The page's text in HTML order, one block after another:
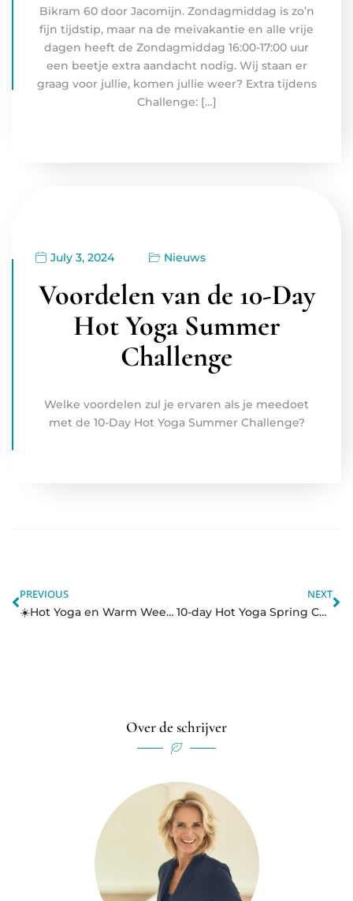
Bikram 60 door Jacomijn. Zondagmiddag is zo’n
fijn tijdstip, maar na de meivakantie en alle vrije
dagen heeft de Zondagmiddag 16:00-17:00 uur
een beetje extra aandacht nodig. Wij staan er
graag voor jullie, komen jullie weer? Extra tijdens
Challenge: […]
July 3, 2024 Nieuws
Voordelen van de 10-Day
Hot Yoga Summer
Challenge
Welke voordelen zul je ervaren als je meedoet
met de 10-Day Hot Yoga Summer Challenge?
PREVIOUS
☀️Hot Yoga en Warm Weer: DOEN! – Hot Yoga 10-day challenge
NEXT
10-day Hot Yoga Spring Challenge
Over de schrijver